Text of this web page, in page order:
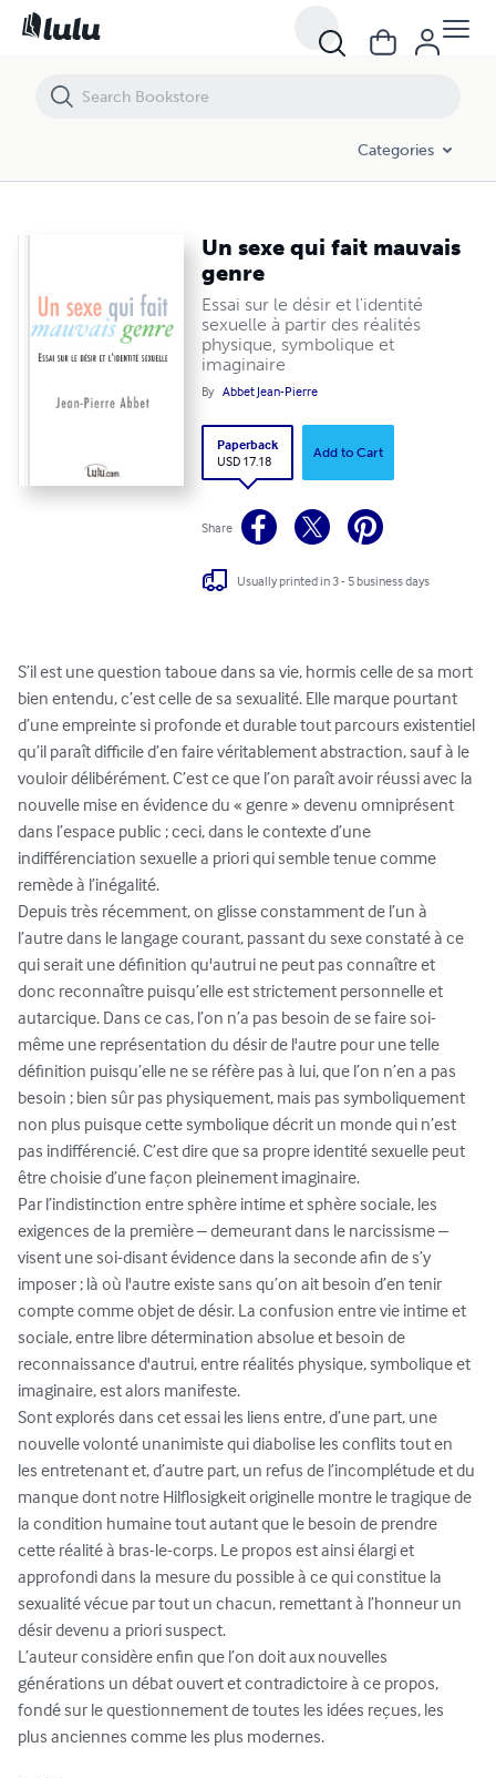
Categories
Un sexe qui fait mauvais
genre
Essai sur le désir et l'identité
sexuelle à partir des réalités
physique, symbolique et
imaginaire
By Abbet Jean-Pierre
Paperback
USD 17.18
Add to Cart
Share
Usually printed in 3 - 5 business days
S’il est une question taboue dans sa vie, hormis celle de sa mort
bien entendu, c’est celle de sa sexualité. Elle marque pourtant
d’une empreinte si profonde et durable tout parcours existentiel
qu’il paraît difficile d’en faire véritablement abstraction, sauf à le
vouloir délibérément. C’est ce que l’on paraît avoir réussi avec la
nouvelle mise en évidence du « genre » devenu omniprésent
dans l’espace public ; ceci, dans le contexte d’une
indifférenciation sexuelle a priori qui semble tenue comme
remède à l’inégalité.
Depuis très récemment, on glisse constamment de l’un à
l’autre dans le langage courant, passant du sexe constaté à ce
qui serait une définition qu'autrui ne peut pas connaître et
donc reconnaître puisqu’elle est strictement personnelle et
autarcique. Dans ce cas, l’on n’a pas besoin de se faire soi-
même une représentation du désir de l'autre pour une telle
définition puisqu’elle ne se réfère pas à lui, que l’on n’en a pas
besoin ; bien sûr pas physiquement, mais pas symboliquement
non plus puisque cette symbolique décrit un monde qui n’est
pas indifférencié. C’est dire que sa propre identité sexuelle peut
être choisie d’une façon pleinement imaginaire.
Par l’indistinction entre sphère intime et sphère sociale, les
exigences de la première – demeurant dans le narcissisme –
visent une soi-disant évidence dans la seconde afin de s’y
imposer ; là où l'autre existe sans qu’on ait besoin d’en tenir
compte comme objet de désir. La confusion entre vie intime et
sociale, entre libre détermination absolue et besoin de
reconnaissance d'autrui, entre réalités physique, symbolique et
imaginaire, est alors manifeste.
Sont explorés dans cet essai les liens entre, d’une part, une
nouvelle volonté unanimiste qui diabolise les conflits tout en
les entretenant et, d’autre part, un refus de l’incomplétude et du
manque dont notre Hilflosigkeit originelle montre le tragique de
la condition humaine tout autant que le besoin de prendre
cette réalité à bras-le-corps. Le propos est ainsi élargi et
approfondi dans la mesure du possible à ce qui constitue la
sexualité vécue par tout un chacun, remettant à l’honneur un
désir devenu a priori suspect.
L’auteur considère enfin que l’on doit aux nouvelles
générations un débat ouvert et contradictoire à ce propos,
fondé sur le questionnement de toutes les idées reçues, les
plus anciennes comme les plus modernes.
Un sexe qui fait mauvais genre